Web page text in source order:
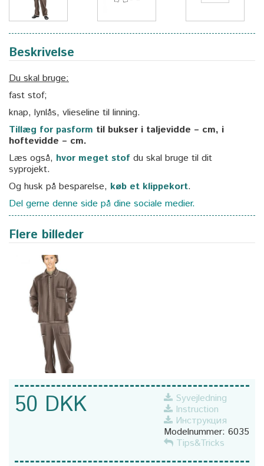
Beskrivelse
Du skal bruge:
fast stof;
knap, lynlås, vlieseline til linning.
Tillæg for pasform til bukser i taljevidde – cm, i
hoftevidde – cm.
Læs også, hvor meget stof du skal bruge til dit
syprojekt.
Og husk på besparelse, køb et klippekort.
Del gerne denne side på dine sociale medier.
Flere billeder
50 DKK
Syvejledning
Instruction
Инструкция
Modelnummer: 6035
Tips&Tricks